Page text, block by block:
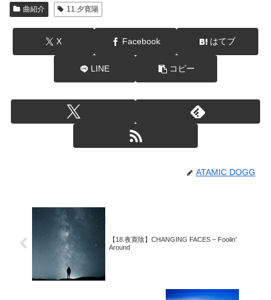
曲紹介 11.夕寛陽
X Facebook はてブ
LINE コピー
ATAMIC DOGG
【18.夜寛陰】CHANGING FACES – Foolin’
Around